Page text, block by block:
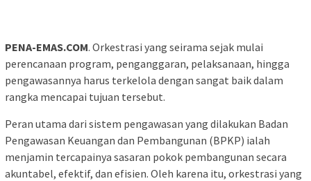
PENA-EMAS.COM. Orkestrasi yang seirama sejak mulai
perencanaan program, penganggaran, pelaksanaan, hingga
pengawasannya harus terkelola dengan sangat baik dalam
rangka mencapai tujuan tersebut.
Peran utama dari sistem pengawasan yang dilakukan Badan
Pengawasan Keuangan dan Pembangunan (BPKP) ialah
menjamin tercapainya sasaran pokok pembangunan secara
akuntabel, efektif, dan efisien. Oleh karena itu, orkestrasi yang